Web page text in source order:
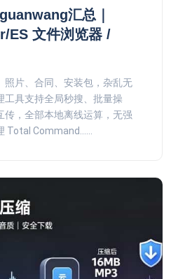
汇总｜
ES 文件浏览器 /
照片、合同、安装包，杂乱无
工具支持全局秒搜、批量操
传，全部本地离线运算，无强
Command......